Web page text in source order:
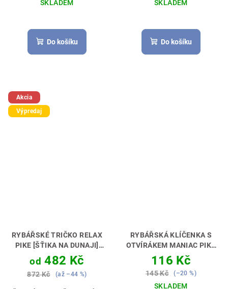
SKLADEM
Do košíku
SKLADEM
Do košíku
Akcia
Výpredaj
RYBÁŘSKÉ TRIČKO RELAX
PIKE [ŠŤIKA NA DUNAJI]
RYBAŘINA JE RELAX 🎣🌊
od 482 Kč
872 Kč (až –44 %)
RYBÁŘSKÁ KLÍČENKA S
OTVÍRÁKEM MANIAC PIKE
[ŠTIKA]PERFEKTNÍ DÁREK
PRO RYBÁŘE 🎣🎁
116 Kč
145 Kč (–20 %)
SKLADEM